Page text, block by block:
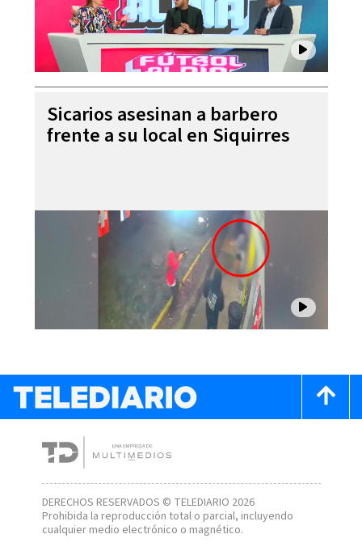
Sicarios asesinan a barbero
frente a su local en Siquirres
DERECHOS RESERVADOS © TELEDIARIO 2026
Prohibida la reproducción total o parcial, incluyendo
cualquier medio electrónico o magnético.